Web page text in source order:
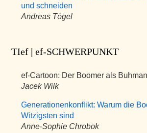
und schneiden
Andreas Tögel
TIef | ef-SCHWERPUNKT
ef-Cartoon: Der Boomer als
Jacek Wilk
Generationenkonflikt: Warum die
Witzigsten sind
Anne-Sophie Chrobok